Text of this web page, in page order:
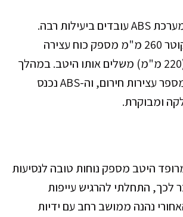
בלמי הדיסק עם מערכת ABS עובדים ביעילות רבה.
הדיסק הקדמי בקוטר 260 מ"מ מספק כוח עצירה
מרשים, והאחורי (220 מ"מ) משלים אותו היטב. במהלך
הבדיקה ביצעתי מספר עצירות חירום, וה-ABS נכנס
ומבוקרת.
היטב מספק נוחות טובה לנסיעות
התחלתי להרגיש עייפות
נהנה ממושב רחב עם ידיות